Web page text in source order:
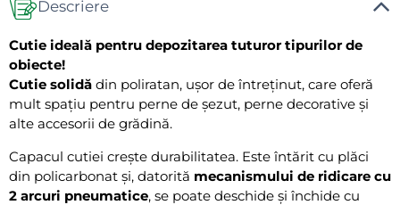
Descriere
Cutie ideală pentru depozitarea tuturor tipurilor de
obiecte!
Cutie solidă din poliratan, ușor de întreținut, care oferă
mult spațiu pentru perne de șezut, perne decorative și
alte accesorii de grădină.
Capacul cutiei crește durabilitatea. Este întărit cu plăci
din policarbonat și, datorită mecanismului de ridicare cu
2 arcuri pneumatice, se poate deschide și închide cu